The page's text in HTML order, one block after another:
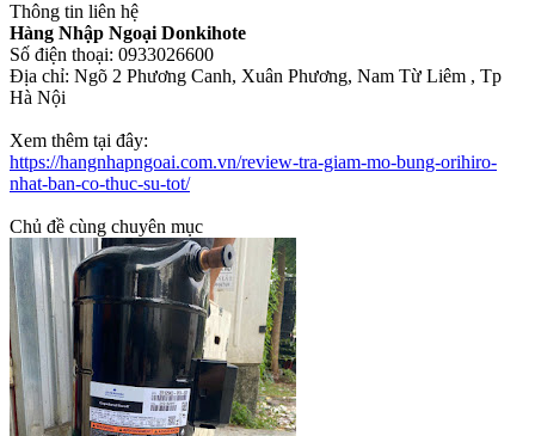
Thông tin liên hệ
Hàng Nhập Ngoại Donkihote
Số điện thoại: 0933026600
Địa chỉ: Ngõ 2 Phương Canh, Xuân Phương, Nam Từ Liêm , Tp
Hà Nội
Xem thêm tại đây:
https://hangnhapngoai.com.vn/review-tra-giam-mo-bung-orihiro-
nhat-ban-co-thuc-su-tot/
Chủ đề cùng chuyên mục